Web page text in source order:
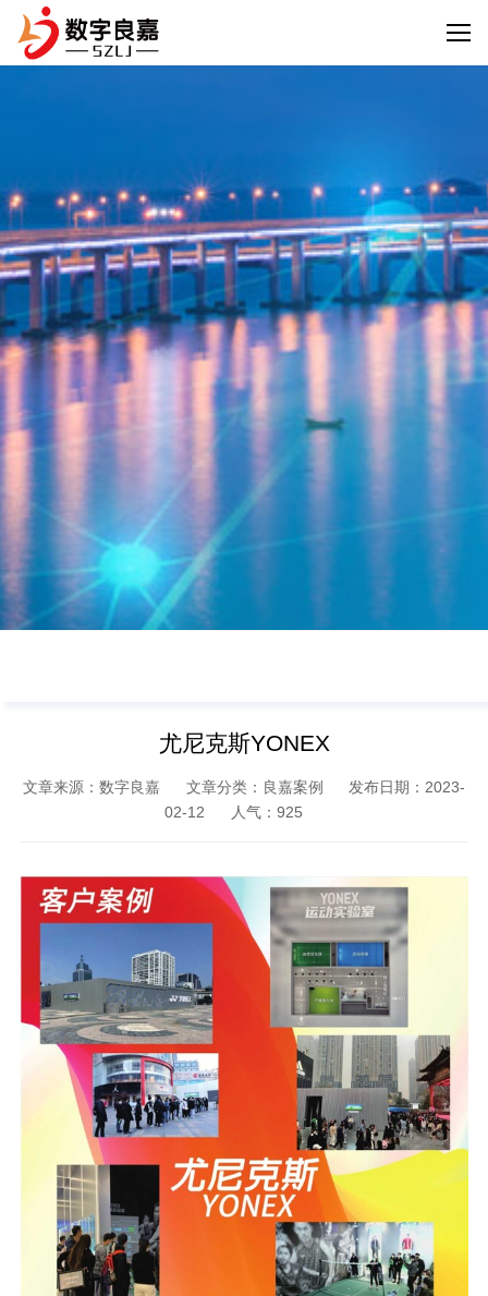
尤尼克斯YONEX
文章来源：数字良嘉 文章分类：良嘉案例
发布日期：2023-
02-12
人气： 925